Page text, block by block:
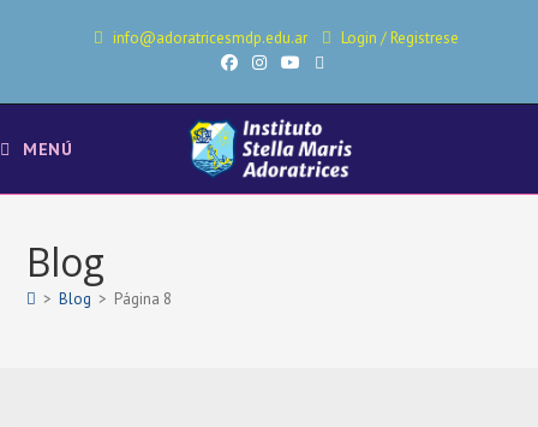
info@adoratricesmdp.edu.ar Login / Registrese
MENÚ
Blog
> Blog > Página 8